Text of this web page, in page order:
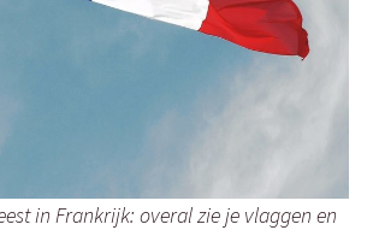
in Frankrijk: overal zie je vlaggen en